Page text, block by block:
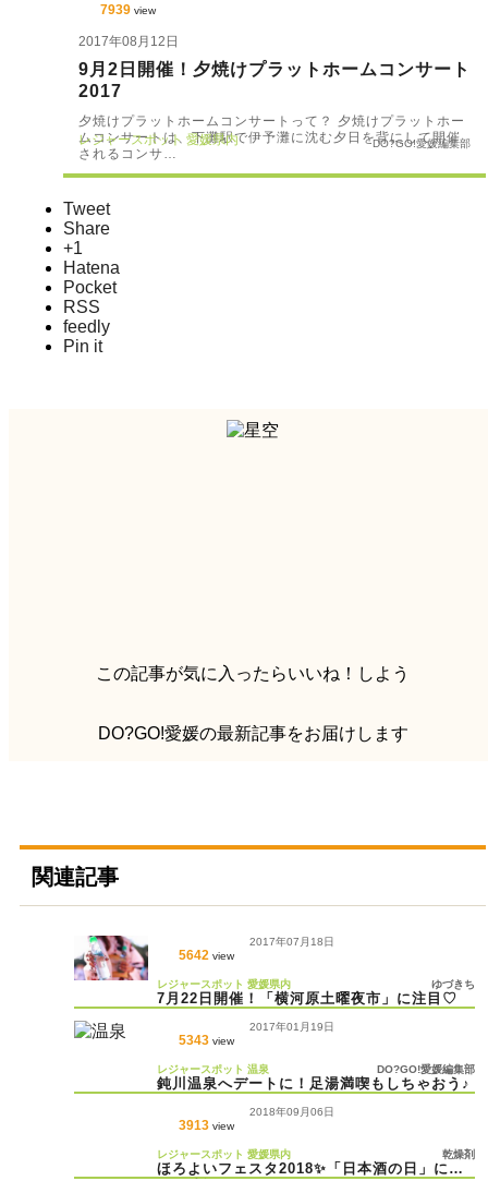
7939 view
2017年08月12日
9月2日開催！夕焼けプラットホームコンサート
2017
夕焼けプラットホームコンサートって？ 夕焼けプラットホー
ムコンサートは、下灘駅で伊予灘に沈む夕日を背にして開催
されるコンサ…
レジャースポット 愛媛県内 DO?GO!愛媛編集部
Tweet
Share
+1
Hatena
Pocket
RSS
feedly
Pin it
この記事が気に入ったらいいね！しよう
DO?GO!愛媛の最新記事をお届けします
関連記事
5642 view
2017年07月18日
7月22日開催！「横河原土曜夜市」に注目♡
レジャースポット 愛媛県内 ゆづきち
5343 view
2017年01月19日
鈍川温泉へデートに！足湯満喫もしちゃおう♪
レジャースポット 温泉 DO?GO!愛媛編集部
3913 view
2018年09月06日
ほろよいフェスタ2018✨「日本酒の日」に愛
レジャースポット 愛媛県内 乾燥剤